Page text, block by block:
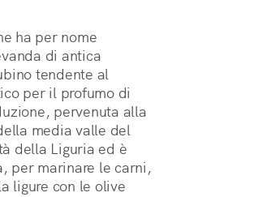
ha per nome
di antica
tendente al
per il profumo di
pervenuta alla
media valle del
della Liguria ed è
per marinare le carni,
ligure con le olive